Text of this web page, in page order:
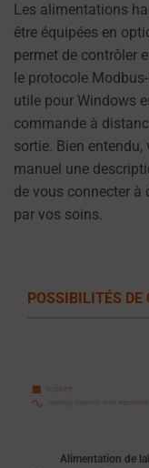
Les alimentations
être équipées en
permet de contrôler
le protocole
utile pour Windows
commande à
sortie. Bien
manuel une
de vous connecter à
par vos soins.
POSSIBILITÉS DE
Alimentation de
vous
permettent
de
gérer
ou
supprimer
les
cookies
stockés